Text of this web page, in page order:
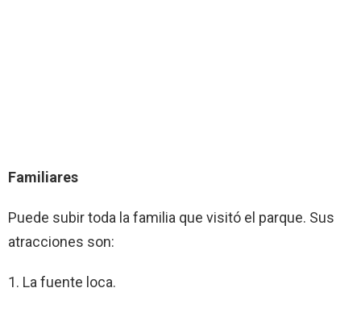
Familiares
Puede subir toda la familia que visitó el parque. Sus
atracciones son:
1. La fuente loca.